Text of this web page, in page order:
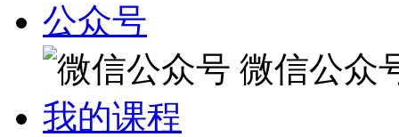
公众号
微信公众
我的课程